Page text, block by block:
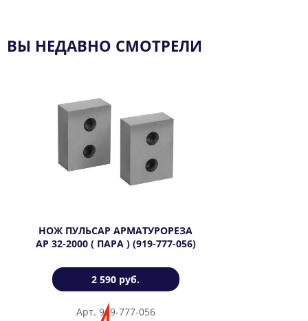
ВЫ НЕДАВНО СМОТРЕЛИ
НОЖ ПУЛЬСАР АРМАТУРОРЕЗА
АР 32-2000 ( ПАРА ) (919-777-056)
2 590 руб.
Арт. 919-777-056